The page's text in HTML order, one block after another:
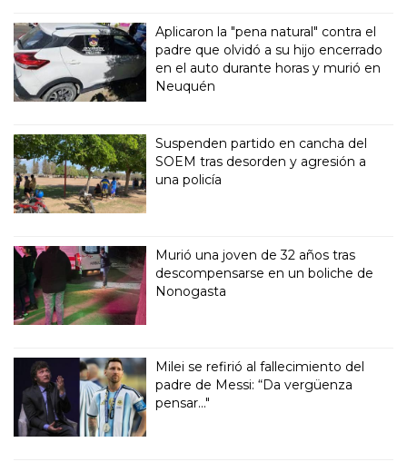
Aplicaron la "pena natural" contra el
padre que olvidó a su hijo encerrado
en el auto durante horas y murió en
Neuquén
Suspenden partido en cancha del
SOEM tras desorden y agresión a
una policía
Murió una joven de 32 años tras
descompensarse en un boliche de
Nonogasta
Milei se refirió al fallecimiento del
padre de Messi: “Da vergüenza
pensar..."